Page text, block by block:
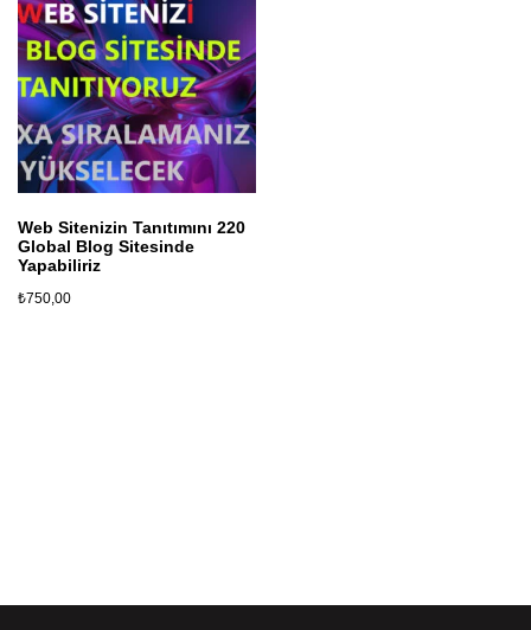
Web Sitenizin Tanıtımını 220
Global Blog Sitesinde
Yapabiliriz
₺750,00